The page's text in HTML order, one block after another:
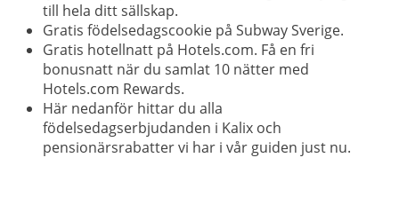
till hela ditt sällskap.
Gratis födelsedagscookie på Subway Sverige.
Gratis hotellnatt på Hotels.com. Få en fri
bonusnatt när du samlat 10 nätter med
Hotels.com Rewards.
Här nedanför hittar du alla
födelsedagserbjudanden i Kalix och
pensionärsrabatter vi har i vår guiden just nu.